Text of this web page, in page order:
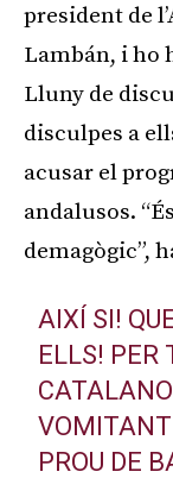
president de
Lambán, i ho
Lluny de
disculpes a
acusar el
andalusos.
demagògic”,
AIXÍ SI!
ELLS! PER
VOMITANT
PROU DE